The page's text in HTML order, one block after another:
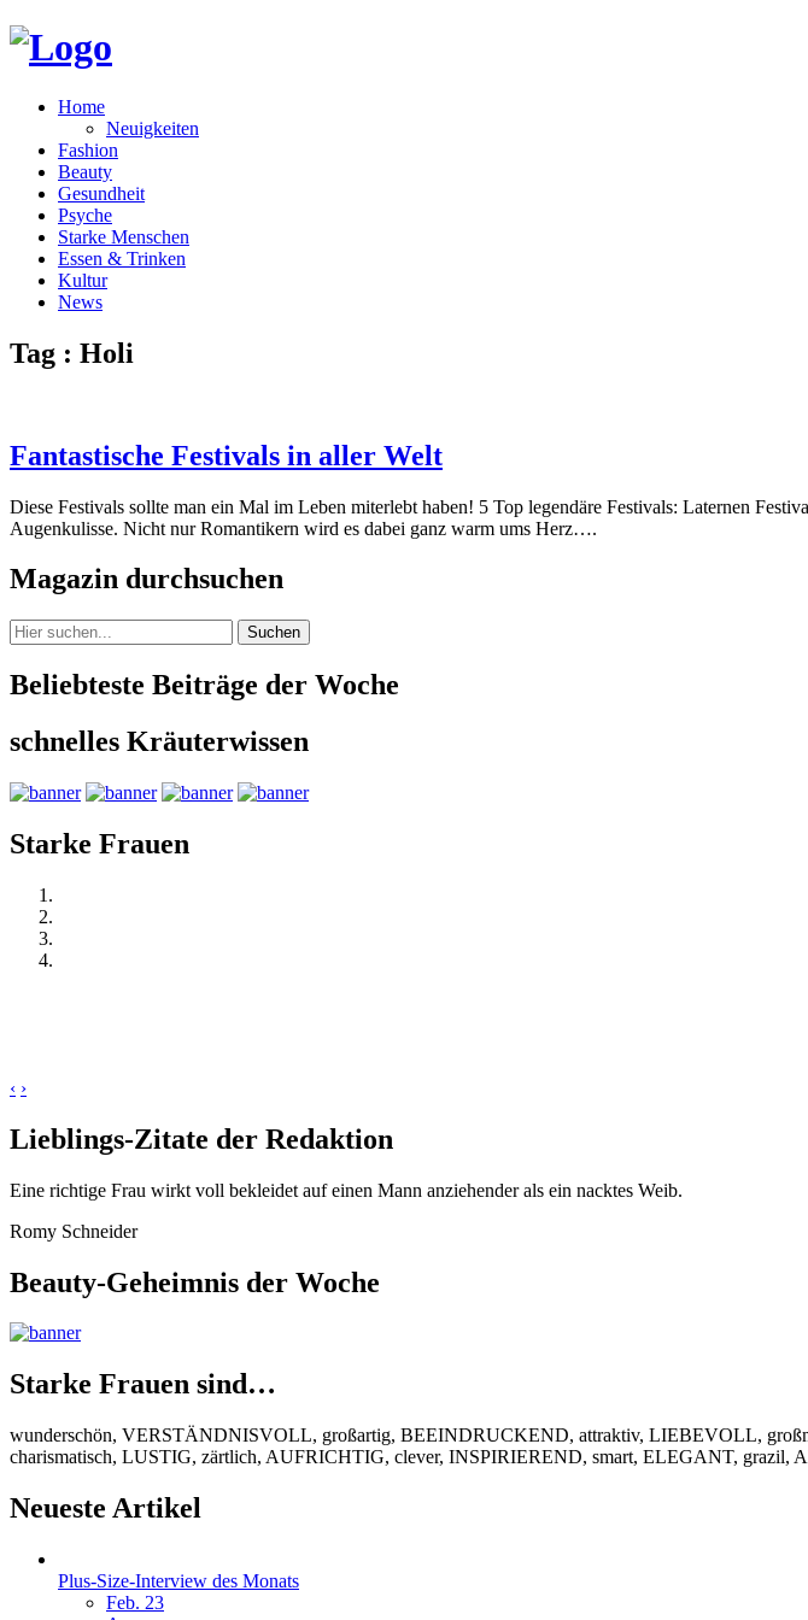
Home
Neuigkeiten
Fashion
Beauty
Gesundheit
Psyche
Starke Menschen
Essen & Trinken
Kultur
News
Tag : Holi
Fantastische Festivals in aller Welt
Diese Festivals sollte man ein Mal im Leben miterlebt haben! 5 Top legendäre Festivals: Laternen
Augenkulisse. Nicht nur Romantikern wird es dabei ganz warm ums Herz….
Magazin durchsuchen
Suchen
Beliebteste Beiträge der Woche
schnelles Kräuterwissen
Starke Frauen
‹ ›
Lieblings-Zitate der Redaktion
Eine richtige Frau wirkt voll bekleidet auf einen Mann anziehender als ein nacktes Weib.
Romy Schneider
Beauty-Geheimnis der Woche
Starke Frauen sind…
wunderschön, VERSTÄNDNISVOLL, großartig, BEEINDRUCKEND, attraktiv, LIEBEVOLL,
charismatisch, LUSTIG, zärtlich, AUFRICHTIG, clever, INSPIRIEREND, smart, ELEGANT,
Neueste Artikel
Plus-Size-Interview des Monats
Feb. 23